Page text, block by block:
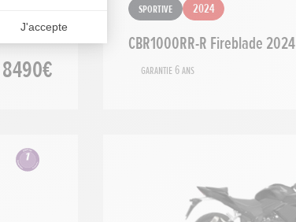
8490€
Sportive 2024
CBR1000RR-R Fireblade 2024
Garantie 6 ans